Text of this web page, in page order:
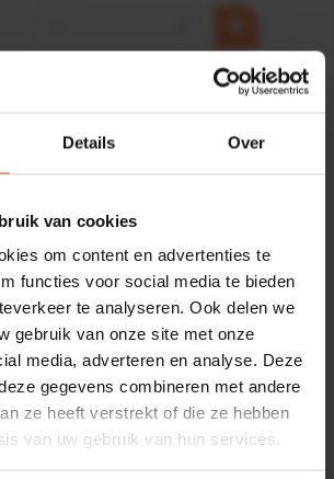
Details Over
van cookies
om content en advertenties te
functies voor social media te bieden
te analyseren. Ook delen we
gebruik van onze site met onze
media, adverteren en analyse. Deze
gegevens combineren met andere
ze heeft verstrekt of die ze hebben
van uw gebruik van hun services.
HP 12 MOTOR B14 380VAC
Merknaam:Emmegi
incl. BTW
− +
Vergelijken
Programmeerkabel VAVE-
P8-VPS